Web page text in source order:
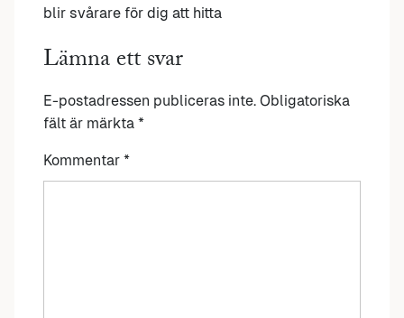
blir svårare för dig att hitta
Lämna ett svar
E-postadressen publiceras inte. Obligatoriska
fält är märkta *
Kommentar *